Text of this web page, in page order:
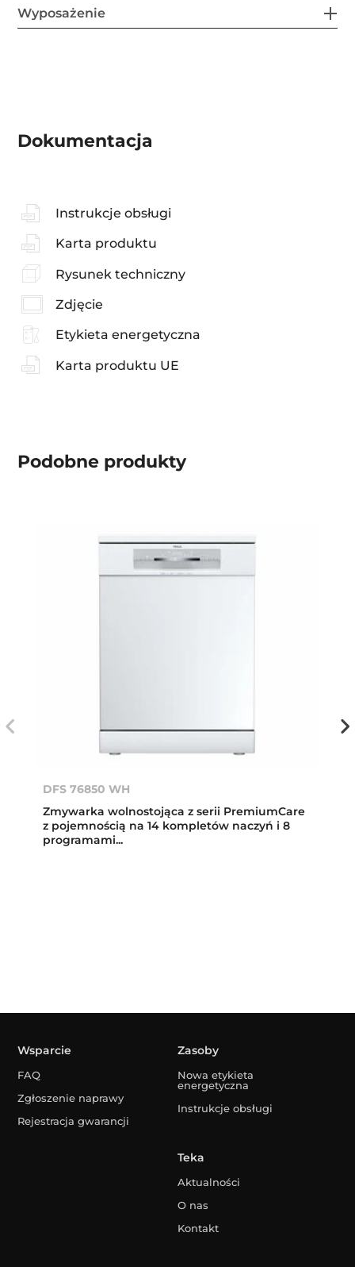
Wyposażenie
Dokumentacja
Instrukcje obsługi
Karta produktu
Rysunek techniczny
Zdjęcie
Etykieta energetyczna
Karta produktu UE
Podobne produkty
DFS 76850 WH
Zmywarka wolnostojąca z serii PremiumCare
z pojemnością na 14 kompletów naczyń i 8
programami...
Wsparcie
FAQ
Zgłoszenie naprawy
Rejestracja gwarancji
Zasoby
Nowa etykieta
energetyczna
Instrukcje obsługi
Teka
Aktualności
O nas
Kontakt